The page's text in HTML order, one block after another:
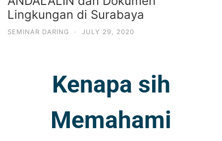
Lingkungan di Surabaya
SEMINAR DARING · JULY 29, 2020
Kenapa sih
Memahami